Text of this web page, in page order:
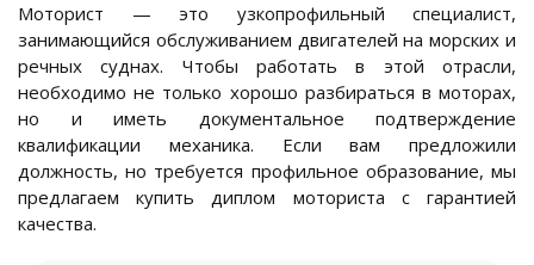
Моторист — это узкопрофильный специалист,
занимающийся обслуживанием двигателей на морских и
речных суднах. Чтобы работать в этой отрасли,
необходимо не только хорошо разбираться в моторах,
но и иметь документальное подтверждение
квалификации механика. Если вам предложили
должность, но требуется профильное образование, мы
предлагаем купить диплом моториста с гарантией
качества.